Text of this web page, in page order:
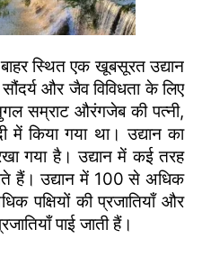
स्थित एक खूबसूरत उद्यान
और जैव विविधता के लिए
मुगल सम्राट औरंगजेब की पत्नी,
में किया गया था। उद्यान का
गया है। उद्यान में कई तरह
हैं। उद्यान में 100 से अधिक
पक्षियों की प्रजातियाँ और
पाई जाती हैं।